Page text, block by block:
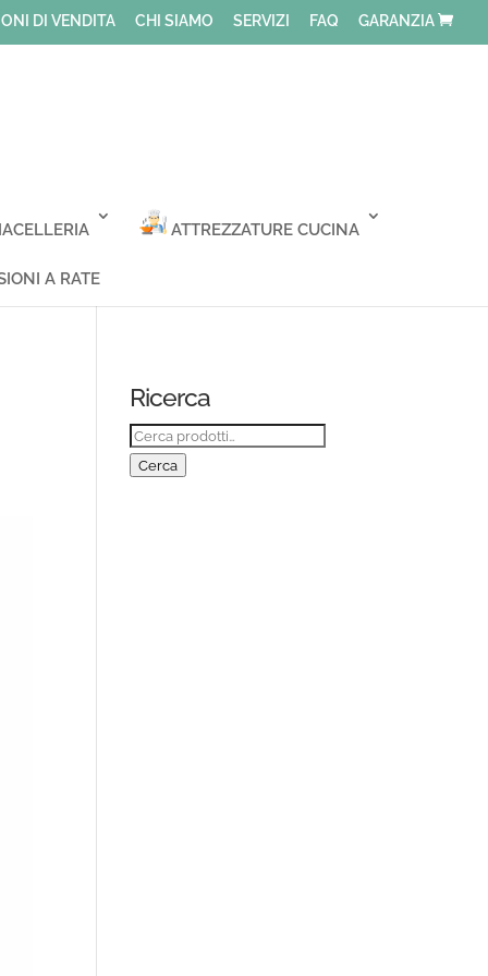
DI VENDITA CHI SIAMO SERVIZI FAQ GARANZIA
ATTREZZATURE CUCINA
A RATE
Ricerca
Cerca:
Cerca